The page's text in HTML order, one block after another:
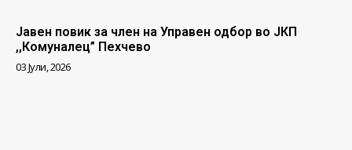
Јавен повик за член на Управен одбор во ЈКП
,,Комуналец” Пехчево
03 Јули, 2026